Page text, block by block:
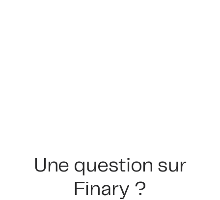
Une question sur
Finary ?